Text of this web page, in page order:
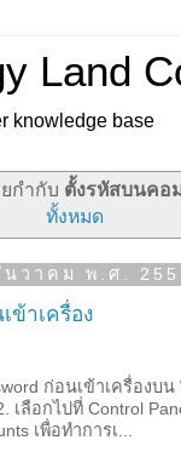
Land
knowledge base
กำกับ ตั้งรหัสบนคอ
ทั้งหมด
วาคม พ.ศ.
ข้าเครื่อง
ก่อนเข้าเครื่องบน
เลือกไปที่ Control
เพื่อทำการเ...